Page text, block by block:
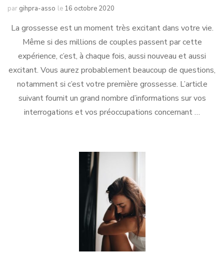
par gihpra-asso le 16 octobre 2020
La grossesse est un moment très excitant dans votre vie.
Même si des millions de couples passent par cette
expérience, c’est, à chaque fois, aussi nouveau et aussi
excitant. Vous aurez probablement beaucoup de questions,
notamment si c’est votre première grossesse. L’article
suivant fournit un grand nombre d’informations sur vos
interrogations et vos préoccupations concernant …